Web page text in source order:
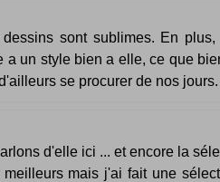
sont sublimes. En
a un style bien a elle, ce que
se procurer de nos jours.
d'elle ici ... et encore la
mais j'ai fait une